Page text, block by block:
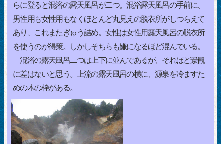
らに登ると混浴の露天風呂が二つ。混浴露天風呂の手前に、
男性用も女性用もなくほとんど丸見えの脱衣所がしつらえて
あり、これまたぎゅう詰め。女性は女性用露天風呂の脱衣所
を使うのが得策。しかしそちらも嫌になるほど混んでいる。
混浴の露天風呂二つは上下に並んであるが、それほど景観
に差はないと思う。上流の露天風呂の横に、源泉を冷ますた
めの木の枠がある。